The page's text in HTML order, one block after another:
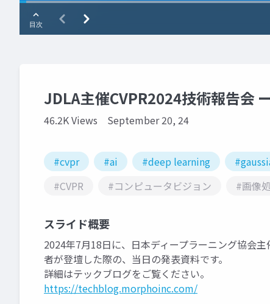
JDLA主催CVPR2024技術報告会
46.2K Views September 20, 24
#cvpr #ai #deep learning
#CVPR
#コンピュータビジョン #画像
スライド概要
2024年7月18日に、日本ディープラーニング協会
者が登壇した際の、当日の発表資料です。
詳細はテックブログをご覧ください。
https://techblog.morphoinc.com/